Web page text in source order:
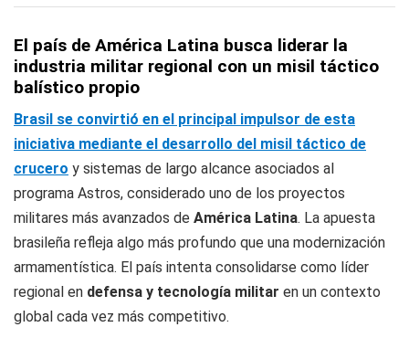
El país de América Latina busca liderar la
industria militar regional con un misil táctico
balístico propio
Brasil se convirtió en el principal impulsor de esta
iniciativa mediante el desarrollo del misil táctico de
crucero y sistemas de largo alcance asociados al
programa Astros, considerado uno de los proyectos
militares más avanzados de América Latina. La apuesta
brasileña refleja algo más profundo que una modernización
armamentística. El país intenta consolidarse como líder
regional en defensa y tecnología militar en un contexto
global cada vez más competitivo.